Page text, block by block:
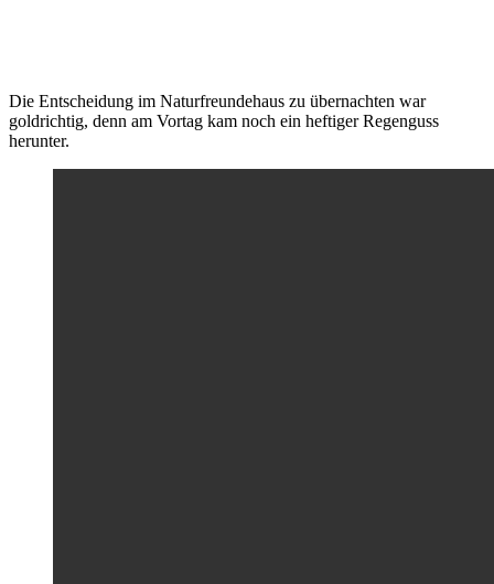
Die Entscheidung im Naturfreundehaus zu übernachten war
goldrichtig, denn am Vortag kam noch ein heftiger Regenguss
herunter.